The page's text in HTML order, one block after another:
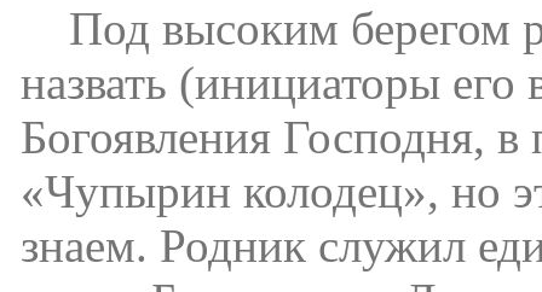
Под высоким берегом
назвать (инициаторы
Богоявления Господня,
«Чупырин колодец», но
знаем. Родник служил